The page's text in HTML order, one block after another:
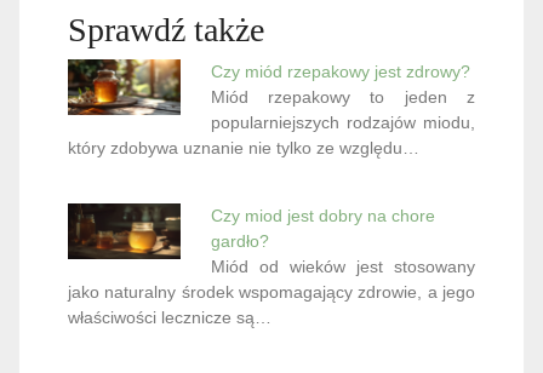
Sprawdź także
Czy miód rzepakowy jest zdrowy?
Miód rzepakowy to jeden z
popularniejszych rodzajów miodu,
który zdobywa uznanie nie tylko ze względu…
Czy miod jest dobry na chore
gardło?
Miód od wieków jest stosowany
jako naturalny środek wspomagający zdrowie, a jego
właściwości lecznicze są…